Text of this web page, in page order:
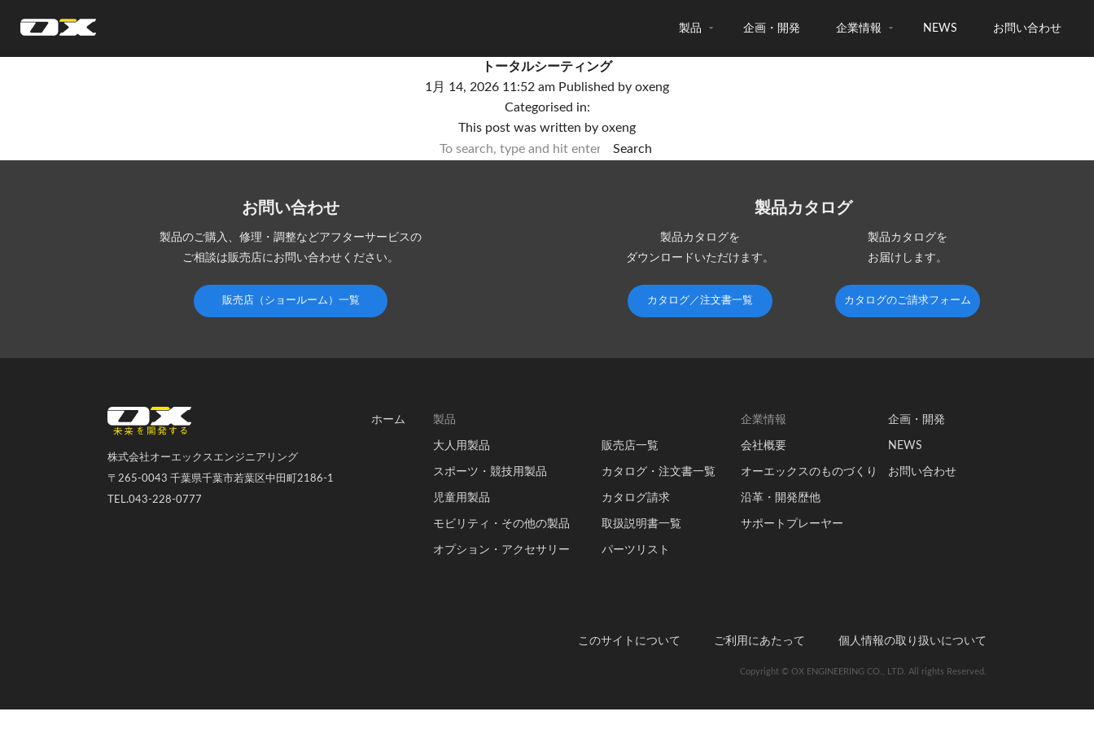
製品 企画・開発 企業情報 NEWS お問い合わせ
トータルシーティング
1月 14, 2026 11:52 am Published by oxeng
Categorised in:
This post was written by oxeng
Search
お問い合わせ
製品のご購入、修理・調整などアフターサービスの
ご相談は販売店にお問い合わせください。
販売店（ショールーム）一覧
製品カタログ
製品カタログを
ダウンロードいただけます。
カタログ／注文書一覧
製品カタログを
お届けします。
カタログのご請求フォーム
ホーム 製品
大人用製品
スポーツ・競技用製品
児童用製品
モビリティ・その他の製品
オプション・アクセサリー
販売店一覧
カタログ・注文書一覧
カタログ請求
取扱説明書一覧
パーツリスト
企業情報
会社概要
オーエックスのものづくり
沿革・開発歴他
サポートプレーヤー
企画・開発
NEWS
お問い合わせ
このサイトについて ご利用にあたって 個人情報の取り扱いについて
株式会社オーエックスエンジニアリング
〒265-0043 千葉県千葉市若葉区中田町2186-1
TEL.043-228-0777
Copyright © OX ENGINEERING CO., LTD. All rights Reserved.